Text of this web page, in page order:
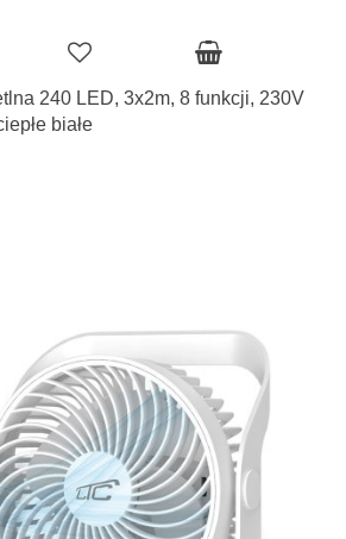
240 LED, 3x2m, 8 funkcji, 230V
białe